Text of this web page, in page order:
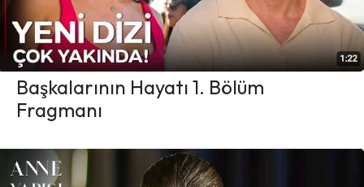
Başkalarının Hayatı 1. Bölüm
Fragmanı